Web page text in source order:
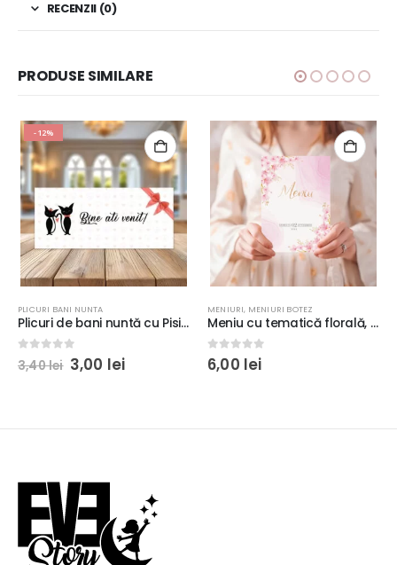
RECENZII (0)
PRODUSE SIMILARE
-12%
PLICURI BANI NUNTA
Plicuri de bani nuntă cu Pisici, Cats Love, carton de lux, 20x9cm
out of 5
3,40lei Prețul
inițial
3,00 leiPrețul
MENIURI, MENIURI BOTEZ
Meniu cu tematică florală, Flori de cireş, pentru botez sau nuntă, 20x14cm, carton lucios de 300g/m²
0 out of 5
6,00 lei